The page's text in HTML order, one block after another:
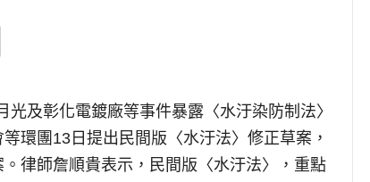
光及彰化電鍍廠等事件暴露〈水汙染防制法〉
環團13日提出民間版〈水汙法〉修正草案，
律師詹順貴表示，民間版〈水汙法〉，重點